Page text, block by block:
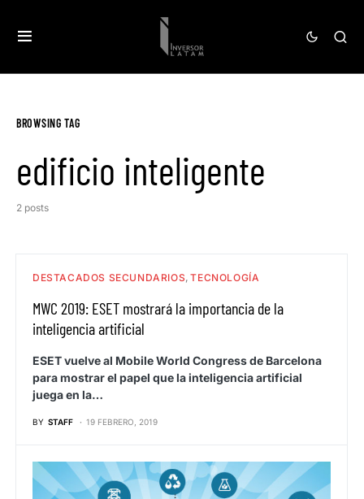
BROWSING TAG
edificio inteligente
2 posts
DESTACADOS SECUNDARIOS TECNOLOGÍA
MWC 2019: ESET mostrará la importancia de la
inteligencia artificial
ESET vuelve al Mobile World Congress de Barcelona
para mostrar el papel que la inteligencia artificial
juega en la…
BY STAFF 19 FEBRERO, 2019